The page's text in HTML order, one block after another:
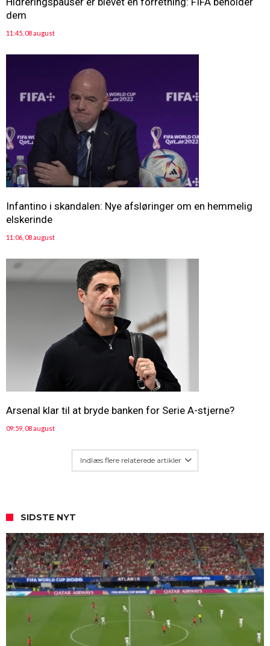
dem
11:45, 08 august
Infantino i skandalen: Nye afsløringer om en hemmelig
elskerinde
11:06, 08 august
Arsenal klar til at bryde banken for Serie A-stjerne?
09:59, 08 august
Indlæs flere relaterede artikler
SIDSTE NYT